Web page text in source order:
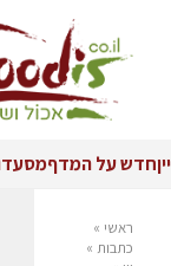
ייןחדש על המדף
ראשי »
כתבות »